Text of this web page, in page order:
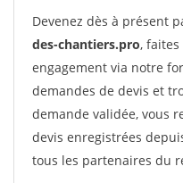
Devenez dès à présent
des-chantiers.pro,
engagement via notre
demandes de devis et
demande validée, vous
devis enregistrées
tous les partenaires du